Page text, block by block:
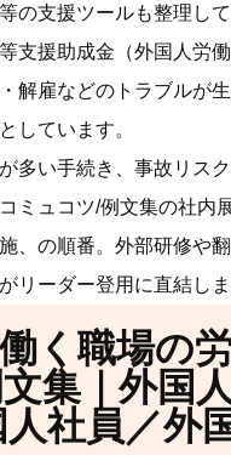
の支援ツールも整理し
支援助成金（外国人労
解雇などのトラブルが
しています。
多い手続き、事故リス
ュコツ/例文集の社内
、の順番。外部研修や
リーダー登用に直結し
く職場の
集｜外国
社員／外